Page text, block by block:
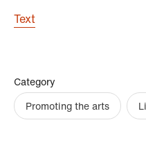
Text
Category
Promoting the arts